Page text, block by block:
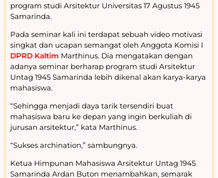
program studi Arsitektur Universitas 17 Agustus 1945
Samarinda.
Pada seminar kali ini terdapat sebuah video motivasi
singkat dan ucapan semangat oleh Anggota Komisi I
DPRD Kaltim Marthinus. Dia mengatakan dengan
adanya seminar berharap program studi Arsitektur
Untag 1945 Samarinda lebih dikenal akan karya-karya
mahasiswa.
“Sehingga menjadi daya tarik tersendiri buat
mahasiswa baru ke depan yang ingin berkuliah di
jurusan arsitektur,” kata Marthinus.
“Sukses archination,” sambungnya.
Ketua Himpunan Mahasiswa Arsitektur Untag 1945
Samarinda Ardan Buton menambahkan, semarak